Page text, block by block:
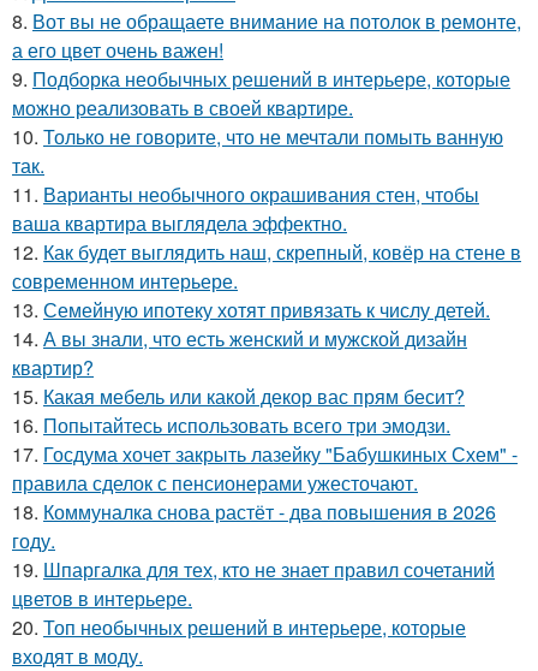
8. Вот вы не обращаете внимание на потолок в ремонте,
а его цвет очень важен!
9. Подборка необычных решений в интерьере, которые
можно реализовать в своей квартире.
10. Только не говорите, что не мечтали помыть ванную
так.
11. Варианты необычного окрашивания стен, чтобы
ваша квартира выглядела эффектно.
12. Как будет выглядить наш, скрепный, ковёр на стене в
современном интерьере.
13. Семейную ипотеку хотят привязать к числу детей.
14. А вы знали, что есть женский и мужской дизайн
квартир?
15. Какая мебель или какой декор вас прям бесит?
16. Попытайтесь использовать всего три эмодзи.
17. Госдума хочет закрыть лазейку "Бабушкиных Схем" -
правила сделок с пенсионерами ужесточают.
18. Коммуналка снова растёт - два повышения в 2026
году.
19. Шпаргалка для тех, кто не знает правил сочетаний
цветов в интерьере.
20. Топ необычных решений в интерьере, которые
входят в моду.